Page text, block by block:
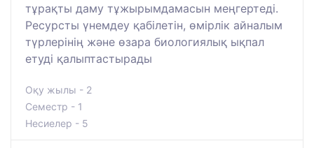
тұрақты даму тұжырымдамасын меңгертеді.
Ресурсты үнемдеу қабілетін, өмірлік айналым
түрлерінің және өзара биологиялық ықпал
етуді қалыптастырады
Оқу жылы - 2
Семестр - 1
Несиелер - 5